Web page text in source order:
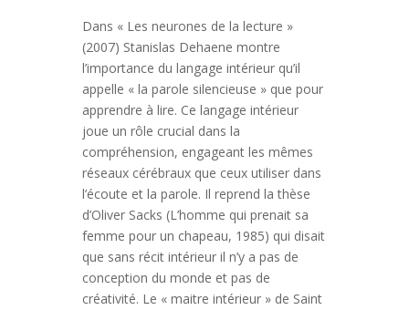
Dans « Les neurones de la lecture »
(2007) Stanislas Dehaene montre
l’importance du langage intérieur qu’il
appelle « la parole silencieuse » que pour
apprendre à lire. Ce langage intérieur
joue un rôle crucial dans la
compréhension, engageant les mêmes
réseaux cérébraux que ceux utiliser dans
l’écoute et la parole. Il reprend la thèse
d’Oliver Sacks (L’homme qui prenait sa
femme pour un chapeau, 1985) qui disait
que sans récit intérieur il n’y a pas de
conception du monde et pas de
créativité. Le « maitre intérieur » de Saint